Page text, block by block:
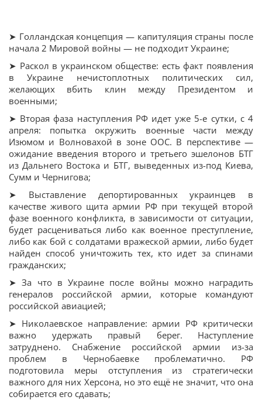
➤ Голландская концепция — капитуляция страны после
начала 2 Мировой войны — не подходит Украине;
➤ Раскол в украинском обществе: есть факт появления
в Украине нечистоплотных политических сил,
желающих вбить клин между Президентом и
военными;
➤ Вторая фаза наступления РФ идет уже 5-е сутки, с 4
апреля: попытка окружить военные части между
Изюмом и Волновахой в зоне ООС. В перспективе —
ожидание введения второго и третьего эшелонов БТГ
из Дальнего Востока и БТГ, выведенных из-под Киева,
Сумм и Чернигова;
➤ Выставление депортированных украинцев в
качестве живого щита армии РФ при текущей второй
фазе военного конфликта, в зависимости от ситуации,
будет расцениваться либо как военное преступление,
либо как бой с солдатами вражеской армии, либо будет
найден способ уничтожить тех, кто идет за спинами
гражданских;
➤ За что в Украине после войны можно наградить
генералов российской армии, которые командуют
российской авиацией;
➤ Николаевское направление: армии РФ критически
важно удержать правый берег. Наступление
затруднено. Снабжение российской армии из-за
проблем в Чернобаевке проблематично. РФ
подготовила меры отступления из стратегически
важного для них Херсона, но это ещё не значит, что она
собирается его сдавать;